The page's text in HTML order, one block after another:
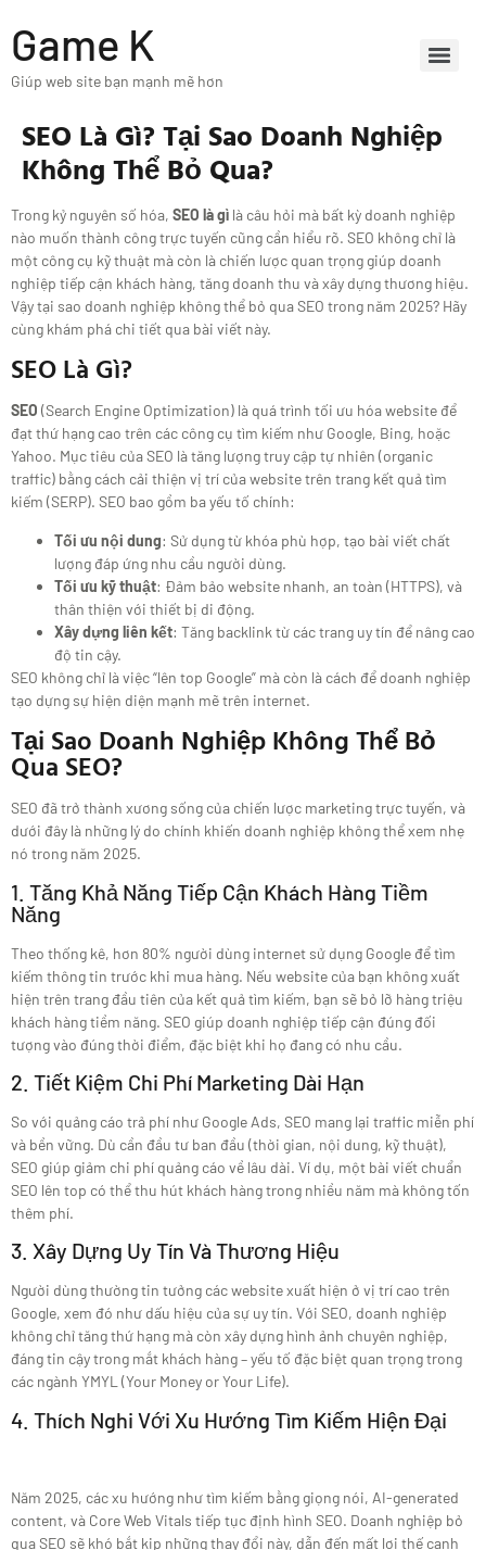
Game K
Giúp web site bạn mạnh mẽ hơn
SEO Là Gì? Tại Sao Doanh Nghiệp
Không Thể Bỏ Qua?
Trong kỷ nguyên số hóa, SEO là gì là câu hỏi mà bất kỳ doanh nghiệp
nào muốn thành công trực tuyến cũng cần hiểu rõ. SEO không chỉ là
một công cụ kỹ thuật mà còn là chiến lược quan trọng giúp doanh
nghiệp tiếp cận khách hàng, tăng doanh thu và xây dựng thương hiệu.
Vậy tại sao doanh nghiệp không thể bỏ qua SEO trong năm 2025? Hãy
cùng khám phá chi tiết qua bài viết này.
SEO Là Gì?
SEO (Search Engine Optimization) là quá trình tối ưu hóa website để
đạt thứ hạng cao trên các công cụ tìm kiếm như Google, Bing, hoặc
Yahoo. Mục tiêu của SEO là tăng lượng truy cập tự nhiên (organic
traffic) bằng cách cải thiện vị trí của website trên trang kết quả tìm
kiếm (SERP). SEO bao gồm ba yếu tố chính:
Tối ưu nội dung: Sử dụng từ khóa phù hợp, tạo bài viết chất
lượng đáp ứng nhu cầu người dùng.
Tối ưu kỹ thuật: Đảm bảo website nhanh, an toàn (HTTPS), và
thân thiện với thiết bị di động.
Xây dựng liên kết: Tăng backlink từ các trang uy tín để nâng cao
độ tin cậy.
SEO không chỉ là việc “lên top Google” mà còn là cách để doanh nghiệp
tạo dựng sự hiện diện mạnh mẽ trên internet.
Tại Sao Doanh Nghiệp Không Thể Bỏ
Qua SEO?
SEO đã trở thành xương sống của chiến lược marketing trực tuyến, và
dưới đây là những lý do chính khiến doanh nghiệp không thể xem nhẹ
nó trong năm 2025.
1. Tăng Khả Năng Tiếp Cận Khách Hàng Tiềm
Năng
Theo thống kê, hơn 80% người dùng internet sử dụng Google để tìm
kiếm thông tin trước khi mua hàng. Nếu website của bạn không xuất
hiện trên trang đầu tiên của kết quả tìm kiếm, bạn sẽ bỏ lỡ hàng triệu
khách hàng tiềm năng. SEO giúp doanh nghiệp tiếp cận đúng đối
tượng vào đúng thời điểm, đặc biệt khi họ đang có nhu cầu.
2. Tiết Kiệm Chi Phí Marketing Dài Hạn
So với quảng cáo trả phí như Google Ads, SEO mang lại traffic miễn phí
và bền vững. Dù cần đầu tư ban đầu (thời gian, nội dung, kỹ thuật),
SEO giúp giảm chi phí quảng cáo về lâu dài. Ví dụ, một bài viết chuẩn
SEO lên top có thể thu hút khách hàng trong nhiều năm mà không tốn
thêm phí.
3. Xây Dựng Uy Tín Và Thương Hiệu
Người dùng thường tin tưởng các website xuất hiện ở vị trí cao trên
Google, xem đó như dấu hiệu của sự uy tín. Với SEO, doanh nghiệp
không chỉ tăng thứ hạng mà còn xây dựng hình ảnh chuyên nghiệp,
đáng tin cậy trong mắt khách hàng – yếu tố đặc biệt quan trọng trong
các ngành YMYL (Your Money or Your Life).
4. Thích Nghi Với Xu Hướng Tìm Kiếm Hiện Đại
Năm 2025, các xu hướng như tìm kiếm bằng giọng nói, AI-generated
content, và Core Web Vitals tiếp tục định hình SEO. Doanh nghiệp bỏ
qua SEO sẽ khó bắt kịp những thay đổi này, dẫn đến mất lợi thế cạnh